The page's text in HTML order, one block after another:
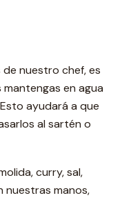
de nuestro chef, es
en agua
ayudará a que
al sartén o
curry, sal,
nuestras manos,